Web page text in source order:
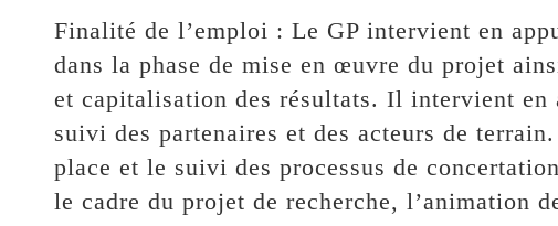
Finalité de l’emploi : Le GP intervient en
dans la phase de mise en œuvre du projet
et capitalisation des résultats. Il intervient en
suivi des partenaires et des acteurs de
place et le suivi des processus de
le cadre du projet de recherche, l’animation